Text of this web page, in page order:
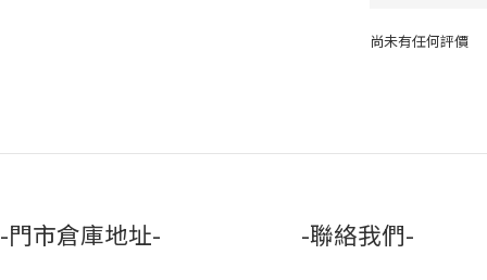
尚未有任何評價
-門市倉庫地址- -聯絡我們-